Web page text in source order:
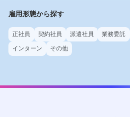
雇用形態から探す
正社員 契約社員 派遣社員 業務委託
インターン
その他